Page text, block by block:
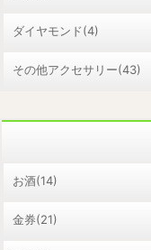
ダイヤモンド(4)
その他アクセサリー(43)
お酒(14)
金券(21)